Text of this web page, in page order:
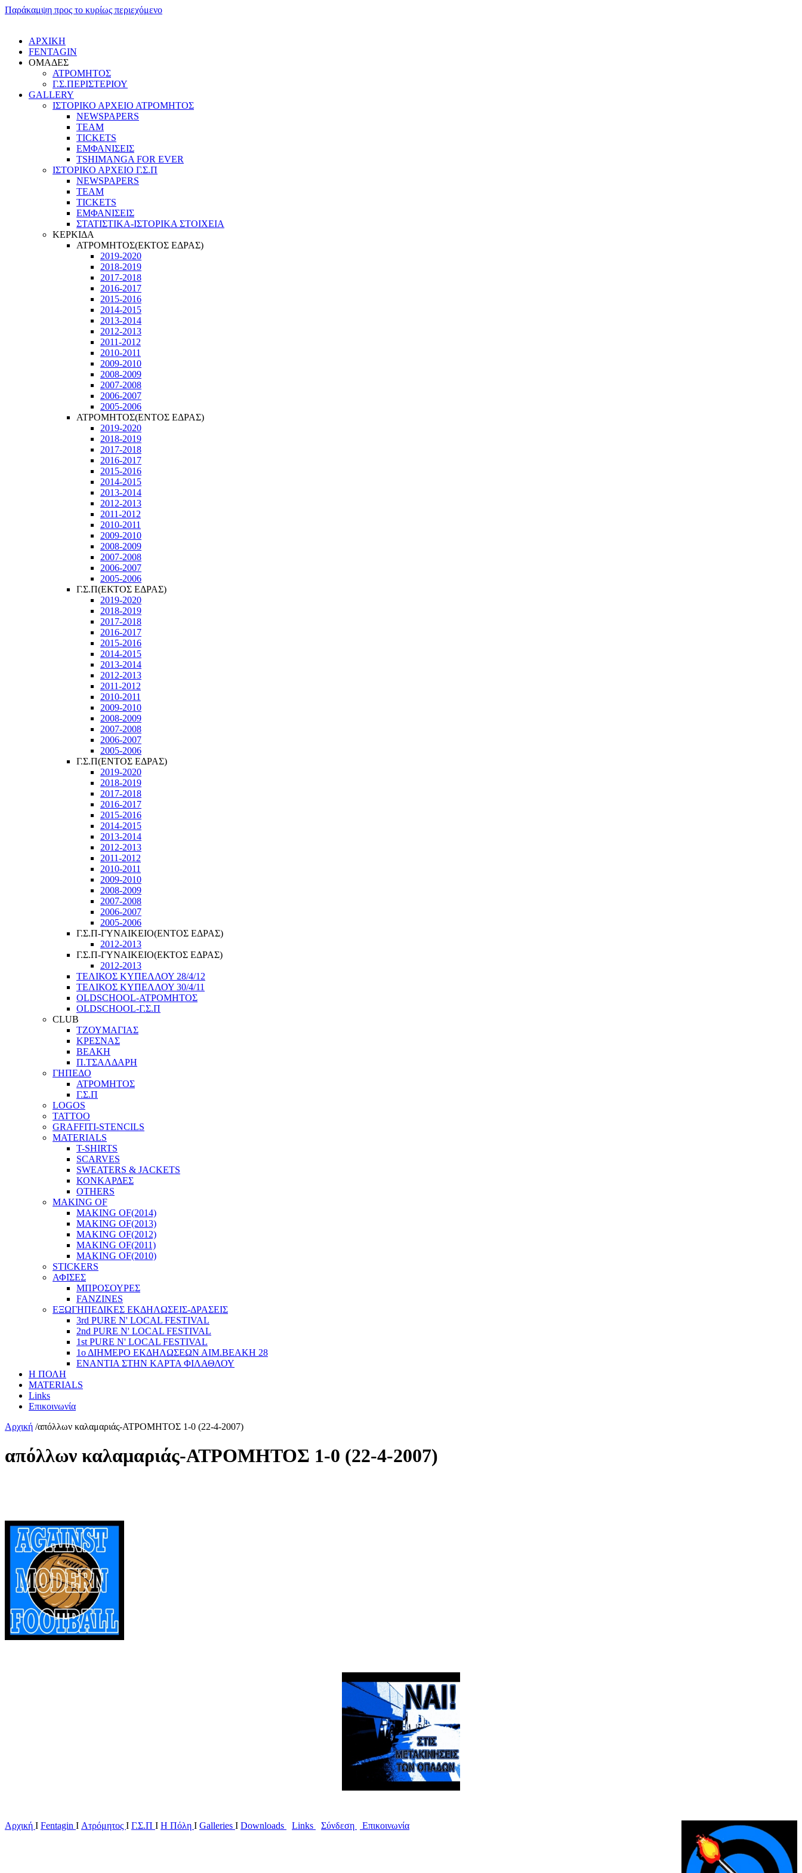
Παράκαμψη προς το κυρίως περιεχόμενο
ΑΡΧΙΚΗ
FENTAGIN
ΟΜΑΔΕΣ
ΑΤΡΟΜΗΤΟΣ
Γ.Σ.ΠEΡΙΣΤΕΡΙΟΥ
GALLERY
ΙΣΤΟΡΙΚΟ ΑΡΧΕΙΟ ΑΤΡΟΜΗΤΟΣ
NEWSPAPERS
TEAM
TICKETS
ΕΜΦΑΝΙΣΕΙΣ
TSHIMANGA FOR EVER
ΙΣΤΟΡΙΚΟ ΑΡΧΕΙΟ Γ.Σ.Π
NEWSPAPERS
TEAM
TICKETS
ΕΜΦΑΝΙΣΕΙΣ
ΣΤΑΤΙΣΤΙΚΑ-ΙΣΤΟΡΙΚΑ ΣΤΟΙΧΕΙΑ
ΚΕΡΚΙΔΑ
ΑΤΡΟΜΗΤΟΣ(ΕΚΤΟΣ ΕΔΡΑΣ)
2019-2020
2018-2019
2017-2018
2016-2017
2015-2016
2014-2015
2013-2014
2012-2013
2011-2012
2010-2011
2009-2010
2008-2009
2007-2008
2006-2007
2005-2006
ΑΤΡΟΜΗΤΟΣ(ΕΝΤΟΣ ΕΔΡΑΣ)
2019-2020
2018-2019
2017-2018
2016-2017
2015-2016
2014-2015
2013-2014
2012-2013
2011-2012
2010-2011
2009-2010
2008-2009
2007-2008
2006-2007
2005-2006
Γ.Σ.Π(ΕΚΤΟΣ ΕΔΡΑΣ)
2019-2020
2018-2019
2017-2018
2016-2017
2015-2016
2014-2015
2013-2014
2012-2013
2011-2012
2010-2011
2009-2010
2008-2009
2007-2008
2006-2007
2005-2006
Γ.Σ.Π(ΕΝΤΟΣ ΕΔΡΑΣ)
2019-2020
2018-2019
2017-2018
2016-2017
2015-2016
2014-2015
2013-2014
2012-2013
2011-2012
2010-2011
2009-2010
2008-2009
2007-2008
2006-2007
2005-2006
Γ.Σ.Π-ΓΥΝΑΙΚΕΙΟ(ΕΝΤΟΣ ΕΔΡΑΣ)
2012-2013
Γ.Σ.Π-ΓΥΝΑΙΚΕΙΟ(ΕΚΤΟΣ ΕΔΡΑΣ)
2012-2013
ΤΕΛΙΚΟΣ ΚΥΠΕΛΛΟΥ 28/4/12
ΤΕΛΙΚΟΣ ΚΥΠΕΛΛΟΥ 30/4/11
OLDSCHOOL-ΑΤΡΟΜΗΤΟΣ
OLDSCHOOL-Γ.Σ.Π
CLUB
ΤΖΟΥΜΑΓΙΑΣ
ΚΡΕΣΝΑΣ
ΒΕΑΚΗ
Π.ΤΣΑΛΔΑΡΗ
ΓΗΠΕΔΟ
ΑΤΡΟΜΗΤΟΣ
Γ.Σ.Π
LOGOS
TATTOO
GRAFFITI-STENCILS
MATERIALS
T-SHIRTS
SCARVES
SWEATERS & JACKETS
ΚΟΝΚΑΡΔΕΣ
OTHERS
MAKING OF
MAKING OF(2014)
MAKING OF(2013)
MAKING OF(2012)
MAKING OF(2011)
MAKING OF(2010)
STICKERS
ΑΦΙΣΕΣ
ΜΠΡΟΣΟΥΡΕΣ
FANZINES
ΕΞΩΓΗΠΕΔΙΚΕΣ EΚΔΗΛΩΣΕΙΣ-ΔΡΑΣΕΙΣ
3rd PURE N' LOCAL FESTIVAL
2nd PURE N' LOCAL FESTIVAL
1st PURE N' LOCAL FESTIVAL
1ο ΔΙΗΜΕΡΟ ΕΚΔΗΛΩΣΕΩΝ ΑΙΜ.ΒΕΑΚΗ 28
ΕΝΑΝΤΙΑ ΣΤΗΝ ΚΑΡΤΑ ΦΙΛΑΘΛΟΥ
Η ΠΟΛΗ
MATERIALS
Links
Επικοινωνία
Αρχική /απόλλων καλαμαριάς-ΑΤΡΟΜΗΤΟΣ 1-0 (22-4-2007)
απόλλων καλαμαριάς-ΑΤΡΟΜΗΤΟΣ 1-0 (22-4-2007)
Αρχική Ι Fentagin I Ατρόμητος Ι Γ.Σ.Π Ι Η Πόλη Ι Galleries I Downloads Links Σύνδεση Επικοινωνία